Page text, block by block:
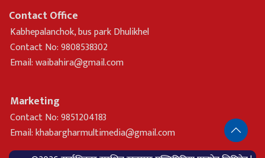
Contact Office
Kabhepalanchok, bus park Dhulikhel
Contact No: 9808538302
Email:waibahira@gmail.com
Marketing
Contact No: 9851204183
Email:khabargharmultimedia@gmail.com